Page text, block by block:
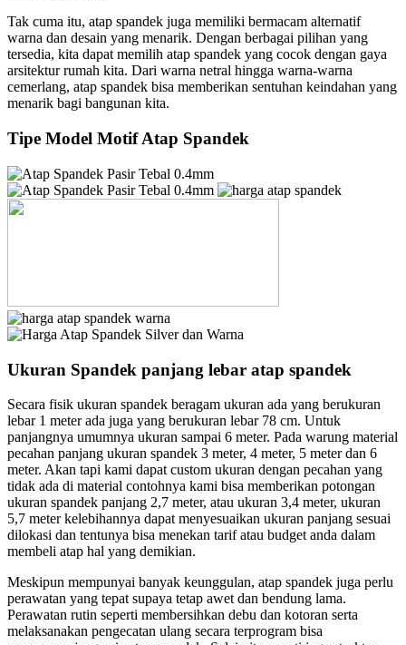
Tak cuma itu, atap spandek juga memiliki bermacam alternatif
warna dan desain yang menarik. Dengan berbagai pilihan yang
tersedia, kita dapat memilih atap spandek yang cocok dengan gaya
arsitektur rumah kita. Dari warna netral hingga warna-warna
cemerlang, atap spandek bisa memberikan sentuhan keindahan yang
menarik bagi bangunan kita.
Tipe Model Motif Atap Spandek
Ukuran Spandek panjang lebar atap spandek
Secara fisik ukuran spandek beragam ukuran ada yang berukuran
lebar 1 meter ada juga yang berukuran lebar 78 cm. Untuk
panjangnya umumnya ukuran sampai 6 meter. Pada warung material
pecahan panjang ukuran spandek 3 meter, 4 meter, 5 meter dan 6
meter. Akan tapi kami dapat custom ukuran dengan pecahan yang
tidak ada di material contohnya kami bisa memberikan potongan
ukuran spandek panjang 2,7 meter, atau ukuran 3,4 meter, ukuran
5,7 meter kelebihannya dapat menyesuaikan ukuran panjang sesuai
dilokasi dan tentunya bisa menekan tarif atau budget anda dalam
membeli atap hal yang demikian.
Meskipun mempunyai banyak keunggulan, atap spandek juga perlu
perawatan yang tepat supaya tetap awet dan bendung lama.
Perawatan rutin seperti membersihkan debu dan kotoran serta
melaksanakan pengecatan ulang secara terprogram bisa